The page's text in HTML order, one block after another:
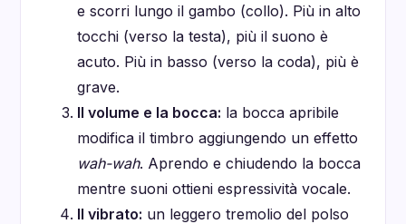
e scorri lungo il gambo (collo). Più in alto
tocchi (verso la testa), più il suono è
acuto. Più in basso (verso la coda), più è
grave.
Il volume e la bocca: la bocca apribile
modifica il timbro aggiungendo un effetto
wah-wah. Aprendo e chiudendo la bocca
mentre suoni ottieni espressività vocale.
Il vibrato: un leggero tremolio del polso